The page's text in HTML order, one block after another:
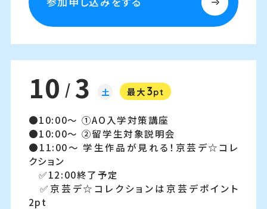
10 / 3 土 最大 3pt
10:00～ ①AO入学対策講座
10:00～ ②留学生対象説明会
11:00～ 学生作品が見れる！京芸デ☆コレ
クション
✅12:00終了予定
✅京芸デ☆コレクションは京芸デポイント
2pt